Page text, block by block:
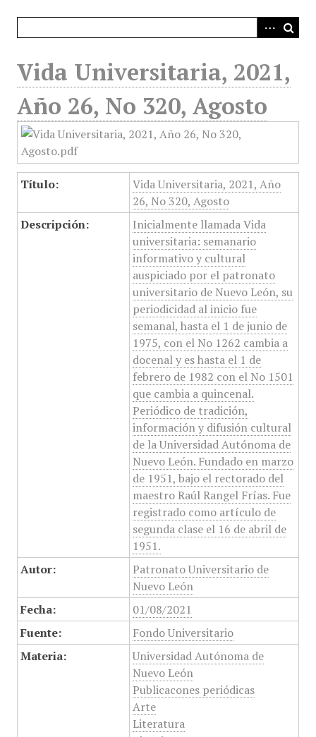
Vida Universitaria, 2021,
Año 26, No 320, Agosto
Título:
Vida Universitaria, 2021, Año
26, No 320, Agosto
Descripción:
Inicialmente llamada Vida
universitaria: semanario
informativo y cultural
auspiciado por el patronato
universitario de Nuevo León, su
periodicidad al inicio fue
semanal, hasta el 1 de junio de
1975, con el No 1262 cambia a
docenal y es hasta el 1 de
febrero de 1982 con el No 1501
que cambia a quincenal.
Periódico de tradición,
información y difusión cultural
de la Universidad Autónoma de
Nuevo León. Fundado en marzo
de 1951, bajo el rectorado del
maestro Raúl Rangel Frías. Fue
registrado como artículo de
segunda clase el 16 de abril de
1951.
Autor:
Patronato Universitario de
Nuevo León
Fecha:
01/08/2021
Fuente:
Fondo Universitario
Materia:
Universidad Autónoma de
Nuevo León
Publicacones periódicas
Arte
Literatura